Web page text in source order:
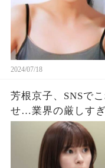
2024/07/18
芳根京子、SNSで
せ…業界の厳しす
ね」「汚いな」